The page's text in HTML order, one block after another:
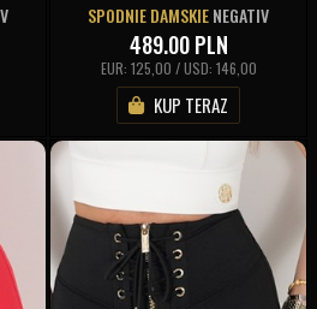
SPODNIE DAMSKIENEGATIV
489.00PLN
EUR: 125,00 / USD: 146,00
KUP TERAZ